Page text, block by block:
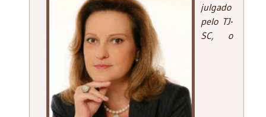
julgado
pelo TJ-
SC, o